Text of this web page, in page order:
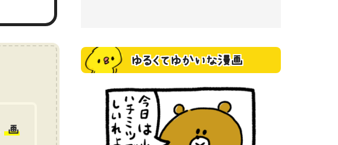
画
ゆるくてゆかいな漫画